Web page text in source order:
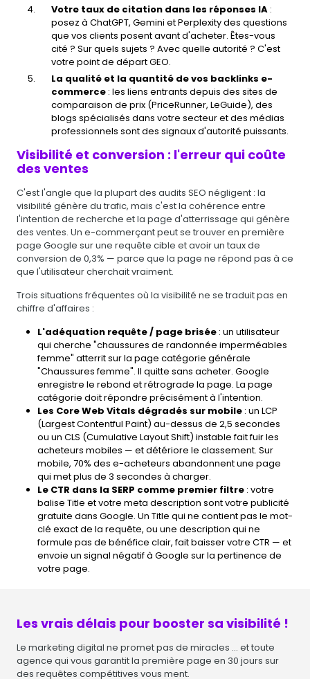
Votre taux de citation dans les réponses IA :
posez à ChatGPT, Gemini et Perplexity des questions
que vos clients posent avant d'acheter. Êtes-vous
cité ? Sur quels sujets ? Avec quelle autorité ? C'est
votre point de départ GEO.
La qualité et la quantité de vos backlinks e-
commerce : les liens entrants depuis des sites de
comparaison de prix (PriceRunner, LeGuide), des
blogs spécialisés dans votre secteur et des médias
professionnels sont des signaux d'autorité puissants.
Visibilité et conversion : l'erreur qui coûte
des ventes
C'est l'angle que la plupart des audits SEO négligent : la
visibilité génère du trafic, mais c'est la cohérence entre
l'intention de recherche et la page d'atterrissage qui génère
des ventes. Un e-commerçant peut se trouver en première
page Google sur une requête cible et avoir un taux de
conversion de 0,3% — parce que la page ne répond pas à ce
que l'utilisateur cherchait vraiment.
Trois situations fréquentes où la visibilité ne se traduit pas en
chiffre d'affaires :
L'adéquation requête / page brisée : un utilisateur
qui cherche "chaussures de randonnée imperméables
femme" atterrit sur la page catégorie générale
"Chaussures femme". Il quitte sans acheter. Google
enregistre le rebond et rétrograde la page. La page
catégorie doit répondre précisément à l'intention.
Les Core Web Vitals dégradés sur mobile : un LCP
(Largest Contentful Paint) au-dessus de 2,5 secondes
ou un CLS (Cumulative Layout Shift) instable fait fuir les
acheteurs mobiles — et détériore le classement. Sur
mobile, 70% des e-acheteurs abandonnent une page
qui met plus de 3 secondes à charger.
Le CTR dans la SERP comme premier filtre : votre
balise Title et votre meta description sont votre publicité
gratuite dans Google. Un Title qui ne contient pas le mot-
clé exact de la requête, ou une description qui ne
formule pas de bénéfice clair, fait baisser votre CTR — et
envoie un signal négatif à Google sur la pertinence de
votre page.
Les vrais délais pour booster sa visibilité !
Le marketing digital ne promet pas de miracles ... et toute
agence qui vous garantit la première page en 30 jours sur
des requêtes compétitives vous ment.